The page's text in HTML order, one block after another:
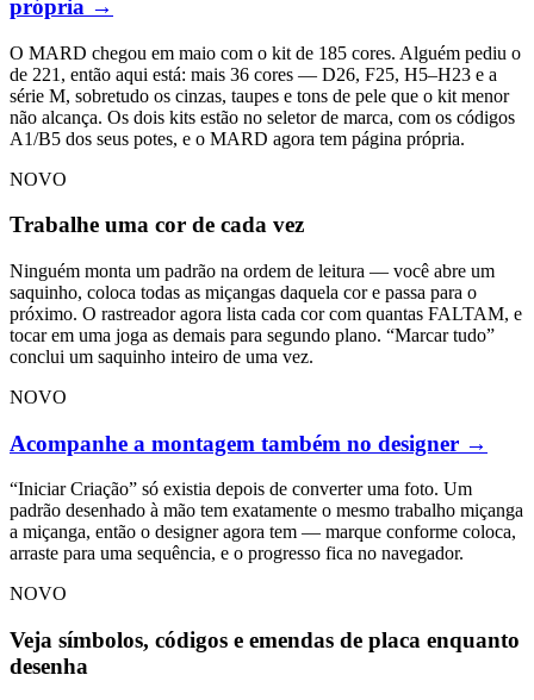
própria →
O MARD chegou em maio com o kit de 185 cores. Alguém pediu o
de 221, então aqui está: mais 36 cores — D26, F25, H5–H23 e a
série M, sobretudo os cinzas, taupes e tons de pele que o kit menor
não alcança. Os dois kits estão no seletor de marca, com os códigos
A1/B5 dos seus potes, e o MARD agora tem página própria.
NOVO
Trabalhe uma cor de cada vez
Ninguém monta um padrão na ordem de leitura — você abre um
saquinho, coloca todas as miçangas daquela cor e passa para o
próximo. O rastreador agora lista cada cor com quantas FALTAM, e
tocar em uma joga as demais para segundo plano. “Marcar tudo”
conclui um saquinho inteiro de uma vez.
NOVO
Acompanhe a montagem também no designer →
“Iniciar Criação” só existia depois de converter uma foto. Um
padrão desenhado à mão tem exatamente o mesmo trabalho miçanga
a miçanga, então o designer agora tem — marque conforme coloca,
arraste para uma sequência, e o progresso fica no navegador.
NOVO
Veja símbolos, códigos e emendas de placa enquanto
desenha